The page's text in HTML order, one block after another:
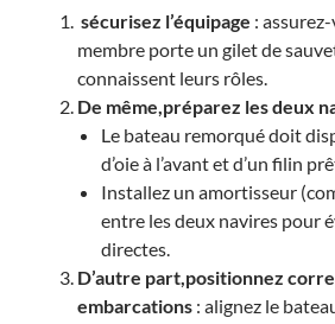
sécurisez l’équipage :
membre porte un gilet de
connaissent leurs rôles.
De même,préparez les deux
Le bateau remorqué doit
d’oie à l’avant et d’un filin
Installez un amortisseur
entre les deux navires pour
directes.
D’autre part,positionnez
embarcations: alignez le